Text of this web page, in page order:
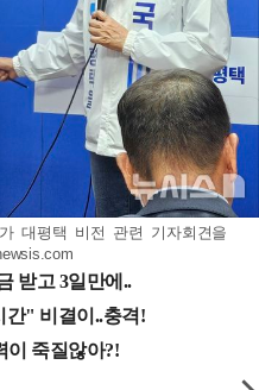
대평택 비전 관련 기자회견을